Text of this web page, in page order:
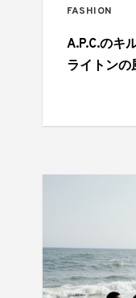
FASHION
A.P.C.のキ
ライトンの